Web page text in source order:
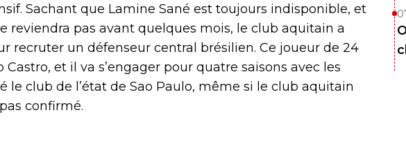
Sachant que Lamine Sané est toujours indisponible, et
reviendra pas avant quelques mois, le club aquitain a
recruter un défenseur central brésilien. Ce joueur de 24
et il va s’engager pour quatre saisons avec les
le club de l’état de Sao Paulo, même si le club aquitain
confirmé.